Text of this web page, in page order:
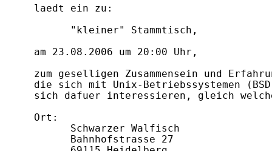
  laedt ein zu:
  am 23.08.2006 um 20:00 Uhr,
zum geselligen Zusammensein und
die sich mit Unix-Betriebssystemen
sich dafuer interessieren, gleich
  Ort: